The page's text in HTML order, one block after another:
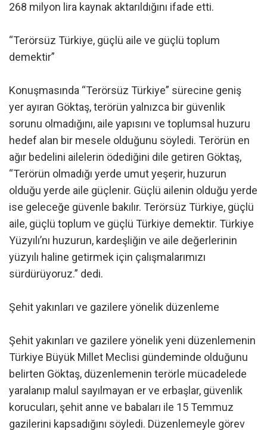
268 milyon lira kaynak aktarıldığını ifade etti.
“Terörsüz Türkiye, güçlü aile ve güçlü toplum
demektir”
Konuşmasında “Terörsüz Türkiye” sürecine geniş
yer ayıran Göktaş, terörün yalnızca bir güvenlik
sorunu olmadığını, aile yapısını ve toplumsal huzuru
hedef alan bir mesele olduğunu söyledi. Terörün en
ağır bedelini ailelerin ödediğini dile getiren Göktaş,
“Terörün olmadığı yerde umut yeşerir, huzurun
olduğu yerde aile güçlenir. Güçlü ailenin olduğu yerde
ise geleceğe güvenle bakılır. Terörsüz Türkiye, güçlü
aile, güçlü toplum ve güçlü Türkiye demektir. Türkiye
Yüzyılı’nı huzurun, kardeşliğin ve aile değerlerinin
yüzyılı haline getirmek için çalışmalarımızı
sürdürüyoruz.” dedi.
Şehit yakınları ve gazilere yönelik düzenleme
Şehit yakınları ve gazilere yönelik yeni düzenlemenin
Türkiye Büyük Millet Meclisi gündeminde olduğunu
belirten Göktaş, düzenlemenin terörle mücadelede
yaralanıp malul sayılmayan er ve erbaşlar, güvenlik
korucuları, şehit anne ve babaları ile 15 Temmuz
gazilerini kapsadığını söyledi. Düzenlemeyle görev